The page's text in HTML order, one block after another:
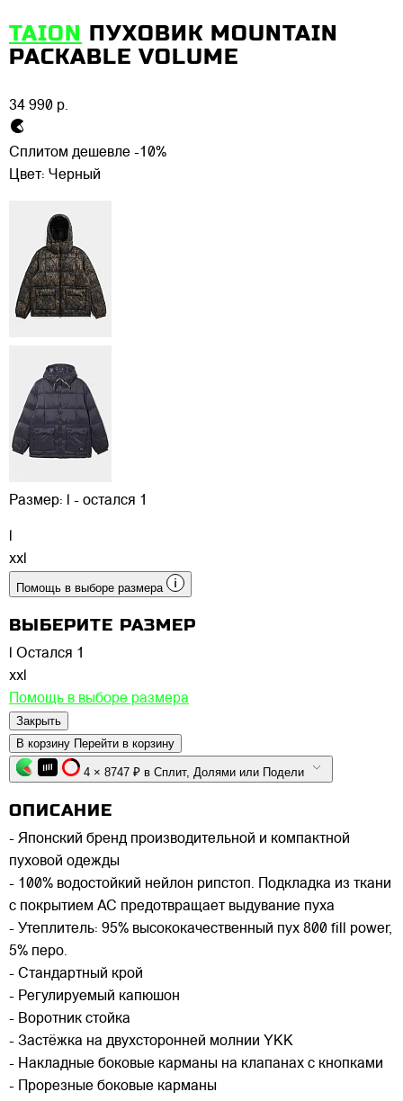
TAION ПУХОВИК MOUNTAIN
PACKABLE VOLUME
34 990 р.
Сплитом дешевле -10%
Цвет: Черный
Размер: l - остался 1
xxl
Помощь в выборе размера
ВЫБЕРИТЕ РАЗМЕР
l Остался 1
xxl
Помощь в выборе размера
Закрыть
В корзину Перейти в корзину
4 × 8747 ₽ в Сплит, Долями или Подели
ОПИСАНИЕ
- Японский бренд производительной и компактной
пуховой одежды
- 100% водостойкий нейлон рипстоп. Подкладка из ткани
с покрытием AC предотвращает выдувание пуха
- Утеплитель: 95% высококачественный пух 800 fill power,
5% перо.
- Стандартный крой
- Регулируемый капюшон
- Воротник стойка
- Застёжка на двухсторонней молнии YKK
- Накладные боковые карманы на клапанах с кнопками
- Прорезные боковые карманы